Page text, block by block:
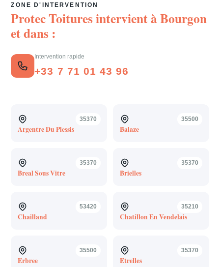
ZONE D'INTERVENTION
Protec Toitures intervient àBourgon
et dans :
Intervention rapide
+33 7 71 01 43 96
35370
Argentre Du Plessis
35500
Balaze
35370
Breal Sous Vitre
35370
Brielles
53420
Chailland
35210
Chatillon En Vendelais
35500
Erbree
35370
Etrelles